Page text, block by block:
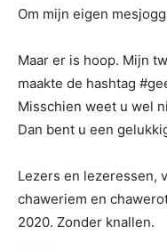
Om mijn eigen
Maar er is hoop. Mijn
maakte de hashtag
Misschien weet u wel
Dan bent u een
Lezers en lezeressen,
chaweriem en
2020. Zonder knallen.